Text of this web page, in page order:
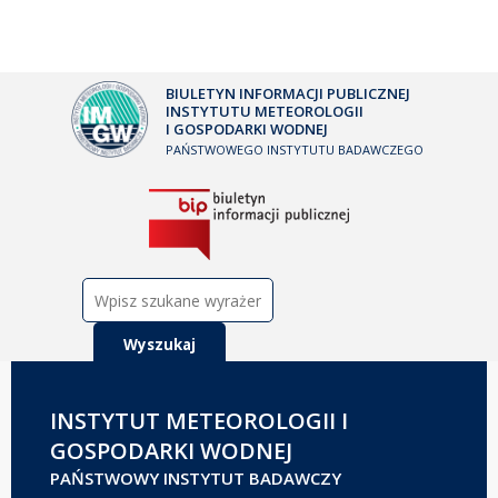
BIULETYN INFORMACJI PUBLICZNEJ
INSTYTUTU METEOROLOGII
I GOSPODARKI WODNEJ
PAŃSTWOWEGO INSTYTUTU BADAWCZEGO
INSTYTUT METEOROLOGII I
GOSPODARKI WODNEJ
PAŃSTWOWY INSTYTUT BADAWCZY